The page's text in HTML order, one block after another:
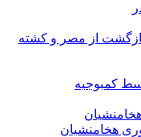
بازگشت از مصر و کشته
کمبوجیه
هخامنشیان